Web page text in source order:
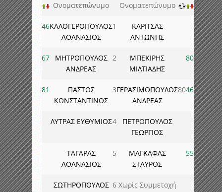
Ονοματεπώνυμο
Ονοματεπώνυμο
46ΚΑΛΟΓΕΡΟΠΟΥΛΟΣ
ΑΘΑΝΑΣΙΟΣ
1
ΚΑΡΙΤΣΑΣ
ΑΝΤΩΝΗΣ
67
ΜΗΤΡΟΠΟΥΛΟΣ
ΑΝΔΡΕΑΣ
2
ΜΠΕΚΙΡΗΣ
ΜΙΛΤΙΑΔΗΣ
80
81
ΠΑΣΤΟΣ
ΚΩΝΣΤΑΝΤΙΝΟΣ
3ΓΕΡΑΣΙΜΟΠΟΥΛΟΣ
ΑΝΔΡΕΑΣ
8046
ΛΥΤΡΑΣ ΕΥΘΥΜΙΟΣ4
ΠΕΤΡΟΠΟΥΛΟΣ
ΓΕΩΡΓΙΟΣ
ΤΑΓΑΡΑΣ
ΑΘΑΝΑΣΙΟΣ
5
ΜΑΓΚΑΦΑΣ
ΣΤΑΥΡΟΣ
55
ΣΩΤΗΡΟΠΟΥΛΟΣ 6 Χωρίς Συμμετοχή